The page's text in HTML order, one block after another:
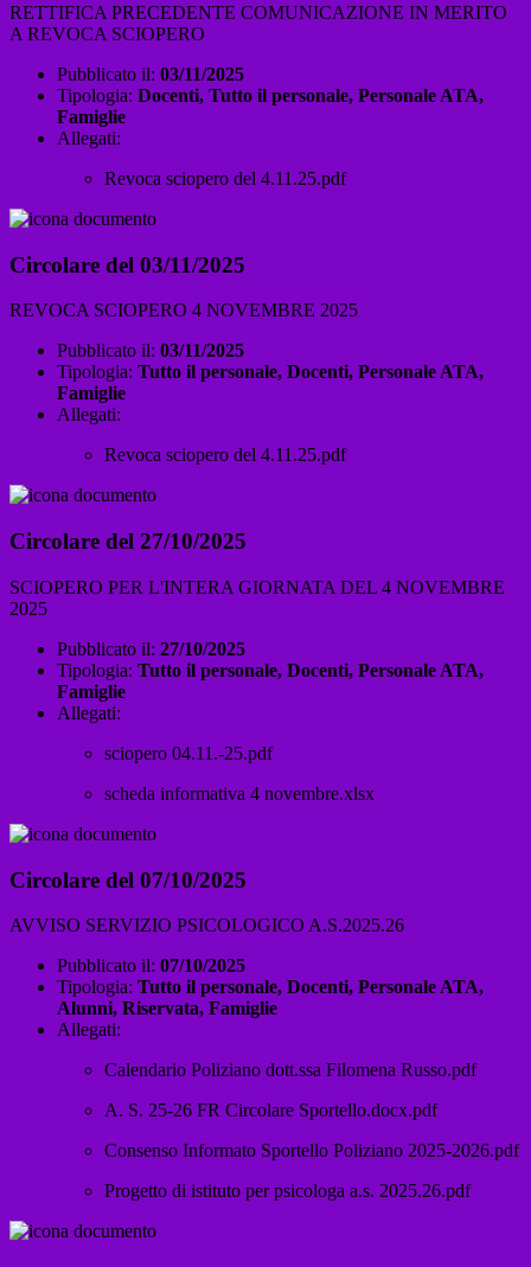
RETTIFICA PRECEDENTE COMUNICAZIONE IN MERITO
A REVOCA SCIOPERO
Pubblicato il: 03/11/2025
Tipologia: Docenti, Tutto il personale, Personale ATA,
Famiglie
Allegati:
Revoca sciopero del 4.11.25.pdf
Circolare del 03/11/2025
REVOCA SCIOPERO 4 NOVEMBRE 2025
Pubblicato il: 03/11/2025
Tipologia: Tutto il personale, Docenti, Personale ATA,
Famiglie
Allegati:
Revoca sciopero del 4.11.25.pdf
Circolare del 27/10/2025
SCIOPERO PER L'INTERA GIORNATA DEL 4 NOVEMBRE
2025
Pubblicato il: 27/10/2025
Tipologia: Tutto il personale, Docenti, Personale ATA,
Famiglie
Allegati:
sciopero 04.11.-25.pdf
scheda informativa 4 novembre.xlsx
Circolare del 07/10/2025
AVVISO SERVIZIO PSICOLOGICO A.S.2025.26
Pubblicato il: 07/10/2025
Tipologia: Tutto il personale, Docenti, Personale ATA,
Alunni, Riservata, Famiglie
Allegati:
Calendario Poliziano dott.ssa Filomena Russo.pdf
A. S. 25-26 FR Circolare Sportello.docx.pdf
Consenso Informato Sportello Poliziano 2025-2026.pdf
Progetto di istituto per psicologa a.s. 2025.26.pdf